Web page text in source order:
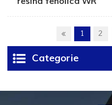
1 2
Categorie